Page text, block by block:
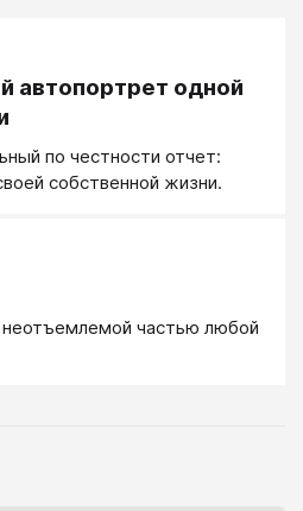
автопортрет одной
по честности отчет:
собственной жизни.
неотъемлемой частью любой